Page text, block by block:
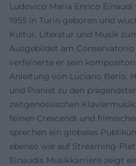
Ludovico Maria Enrico
1955 in Turin geboren und
Kultur, Literatur und Musik
Ausgebildet am Conservatorio
verfeinerte er sein
Anleitung von Luciano Berio.
und Pianist zu den
zeitgenössischen
feinen Crescendi und
sprechen ein globales
ebenso wie auf
Einaudis Musikkarriere zeigt